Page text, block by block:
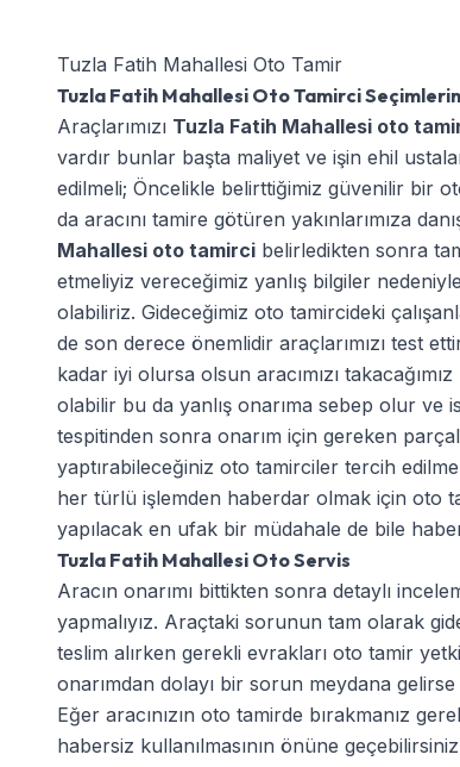
Tuzla Fatih Mahallesi Oto Tamir
Tuzla Fatih Mahallesi Oto Tamirci
Araçlarımızı Tuzla Fatih Mahallesi oto
vardır bunlar başta maliyet ve işin ehil
edilmeli; Öncelikle belirttiğimiz güvenilir bir
da aracını tamire götüren yakınlarımıza
Mahallesi oto tamirci belirledikten sonra
etmeliyiz vereceğimiz yanlış bilgiler
olabiliriz. Gideceğimiz oto tamircideki
de son derece önemlidir araçlarımızı test
kadar iyi olursa olsun aracımızı
olabilir bu da yanlış onarıma sebep olur ve
tespitinden sonra onarım için gereken
yaptırabileceğiniz oto tamirciler tercih
her türlü işlemden haberdar olmak için oto
yapılacak en ufak bir müdahale de bile
Tuzla Fatih Mahallesi Oto Servis
Aracın onarımı bittikten sonra detaylı
yapmalıyız. Araçtaki sorunun tam olarak
teslim alırken gerekli evrakları oto tamir
onarımdan dolayı bir sorun meydana
Eğer aracınızın oto tamirde bırakmanız
habersiz kullanılmasının önüne